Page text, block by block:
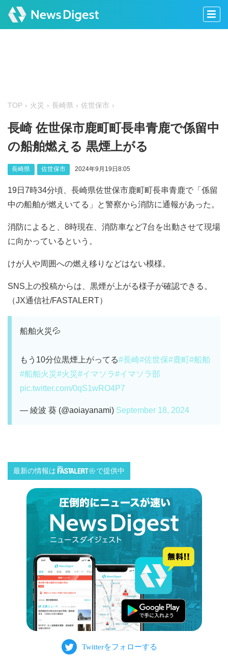
TOP 火災 長崎県 佐世保市
長崎 佐世保市鹿町町長串青鹿で係留中
の船舶燃える 黒煙上がる
長崎県 佐世保市 2024年9月19日8:05
19日7時34分頃、長崎県佐世保市鹿町町長串青鹿で「係留
中の船舶が燃えいてる」と警察から消防に通報があった。
消防によると、8時現在、消防車など7台を出動させて現場
に向かっているという。
けが人や周囲への燃え移りなどはない模様。
SNS上の投稿からは、黒煙が上がる様子が確認できる。
（JX通信社/FASTALERT）
船舶火災💦
もう10分位黒煙上がってる#長崎#佐世保#鹿町#船舶
#船舶火災#火災#イマソラ#イマソラ部
pic.twitter.com/0qS1wRO4P7
— 綾波 葵 (@aoiayanami) September 18, 2024
最新の情報は で提供中